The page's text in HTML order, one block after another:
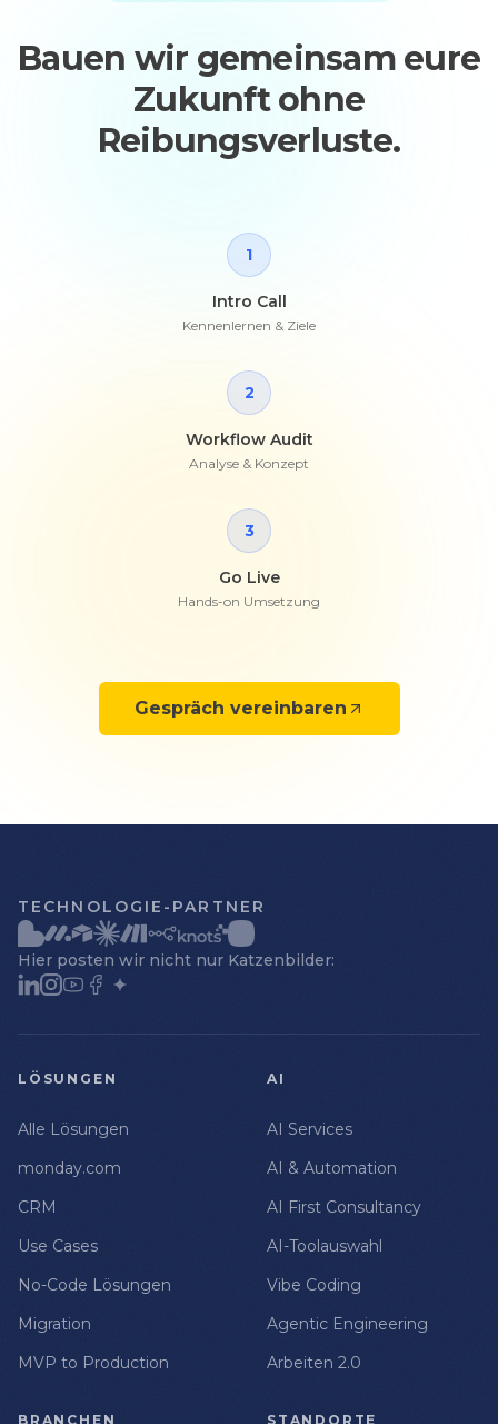
Bauen wir gemeinsam eure
Zukunft ohne
Reibungsverluste.
1
Intro Call
Kennenlernen & Ziele
2
Workflow Audit
Analyse & Konzept
3
Go Live
Hands-on Umsetzung
Gespräch vereinbaren
TECHNOLOGIE-PARTNER
Hier posten wir nicht nur Katzenbilder:
LÖSUNGEN
Alle Lösungen
monday.com
CRM
Use Cases
No-Code Lösungen
Migration
MVP to Production
AI
AI Services
AI & Automation
AI First Consultancy
AI-Toolauswahl
Vibe Coding
Agentic Engineering
Arbeiten 2.0
BRANCHEN STANDORTE